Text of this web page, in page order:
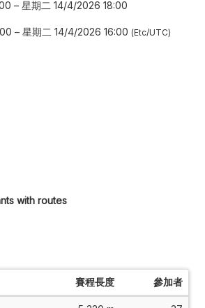
– 星期二 14/4/2026 18:00
– 星期二 14/4/2026 16:00 Etc/UTC
with routes
賽程長度 參加者